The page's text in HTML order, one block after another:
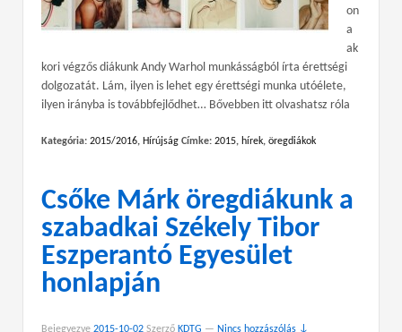
on
a
ak
kori végzős diákunk Andy Warhol munkásságból írta érettségi
dolgozatát. Lám, ilyen is lehet egy érettségi munka utóélete,
ilyen irányba is továbbfejlődhet… Bővebben itt olvashatsz róla
Kategória: 2015/2016, Hírújság Címke: 2015, hírek, öregdiákok
Csőke Márk öregdiákunk a
szabadkai Székely Tibor
Eszperantó Egyesület
honlapján
Bejegyezve 2015-10-02 Szerző KDTG — Nincs hozzászólás ↓